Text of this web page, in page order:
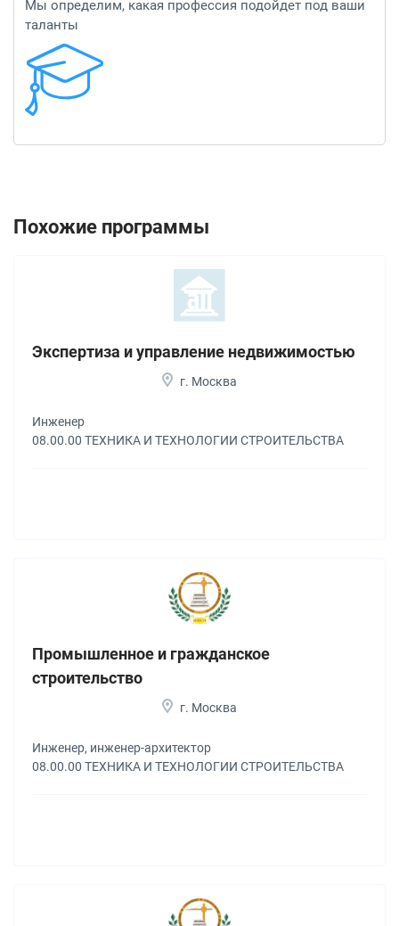
Мы определим, какая профессия подойдет под ваши
таланты
Похожие программы
Экспертиза и управление недвижимостью
г. Москва
Инженер
08.00.00 ТЕХНИКА И ТЕХНОЛОГИИ СТРОИТЕЛЬСТВА
Промышленное и гражданское
строительство
г. Москва
Инженер, инженер-архитектор
08.00.00 ТЕХНИКА И ТЕХНОЛОГИИ СТРОИТЕЛЬСТВА